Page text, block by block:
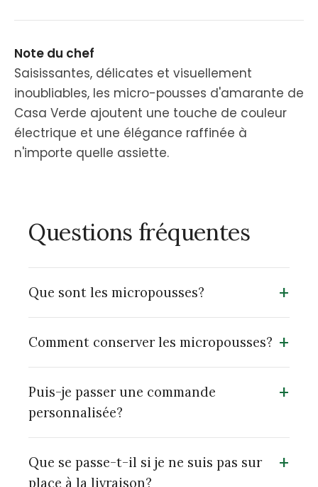
Note du chef
Saisissantes, délicates et visuellement
inoubliables, les micro-pousses d'amarante de
Casa Verde ajoutent une touche de couleur
électrique et une élégance raffinée à
n'importe quelle assiette.
Questions fréquentes
Que sont les micropousses? +
Comment conserver les micropousses? +
Puis-je passer une commande
personnalisée?
+
Que se passe-t-il si je ne suis pas sur
place à la livraison?
+